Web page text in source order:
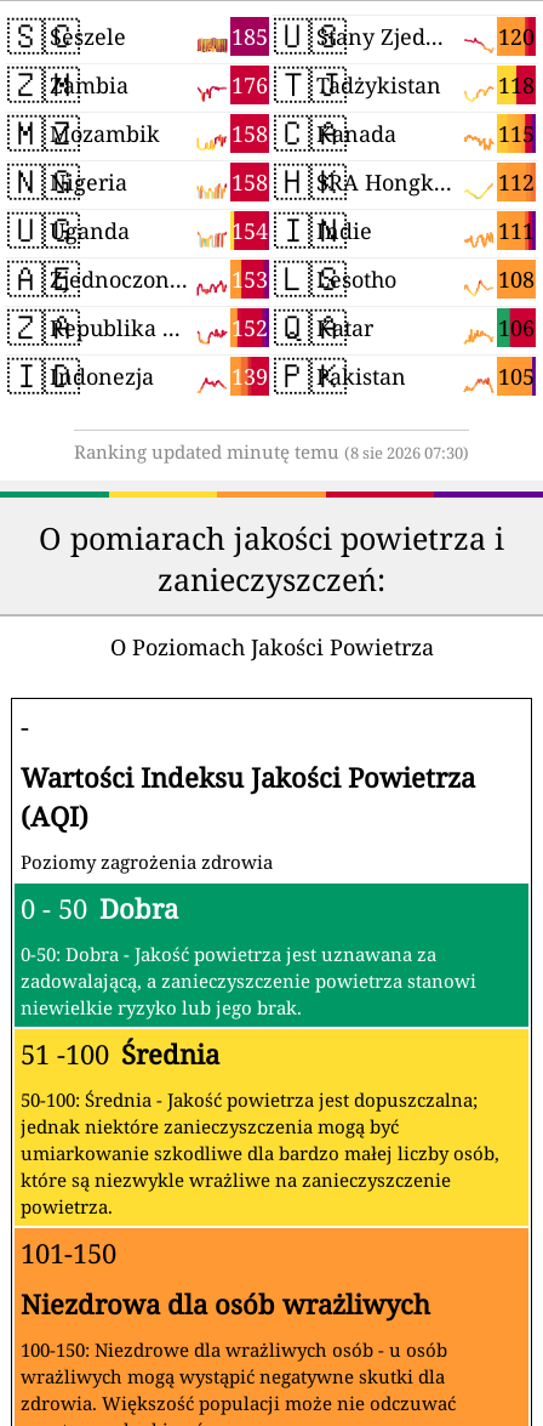
🇸🇨 185
Seszele
🇿🇲 176
Zambia
🇲🇿 158
Mozambik
🇳🇬 158
Nigeria
🇺🇬 154
Uganda
🇦🇪 153
Zjednoczone Emiraty Arabskie
🇿🇦 152
Republika Południowej Afryki
🇮🇩 139
Indonezja
🇺🇸 120
Stany Zjednoczone
🇹🇯 118
Tadżykistan
🇨🇦 115
Kanada
🇭🇰 112
SRA Hongkong (Chiny)
🇮🇳 111
Indie
🇱🇸 108
Lesotho
🇶🇦 106
Katar
🇵🇰 105
Pakistan
Ranking updated minutę temu (8 sie 2026 07:30)
O pomiarach jakości powietrza i
zanieczyszczeń:
O Poziomach Jakości Powietrza
-
Wartości Indeksu Jakości Powietrza
(AQI)
Poziomy zagrożenia zdrowia
0 - 50 Dobra
0-50: Dobra - Jakość powietrza jest uznawana za
zadowalającą, a zanieczyszczenie powietrza stanowi
niewielkie ryzyko lub jego brak.
51 -100 Średnia
50-100: Średnia - Jakość powietrza jest dopuszczalna;
jednak niektóre zanieczyszczenia mogą być
umiarkowanie szkodliwe dla bardzo małej liczby osób,
które są niezwykle wrażliwe na zanieczyszczenie
powietrza.
101-150
Niezdrowa dla osób wrażliwych
100-150: Niezdrowe dla wrażliwych osób - u osób
wrażliwych mogą wystąpić negatywne skutki dla
zdrowia. Większość populacji może nie odczuwać